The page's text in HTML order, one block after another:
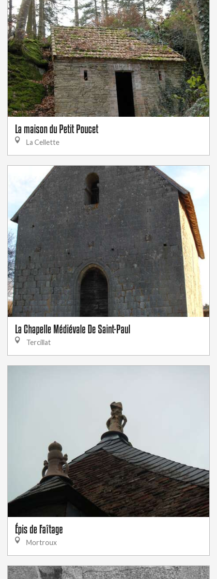
La maison du Petit Poucet
La Cellette
La Chapelle Médiévale De Saint-Paul
Tercillat
Épis de Faîtage
Mortroux